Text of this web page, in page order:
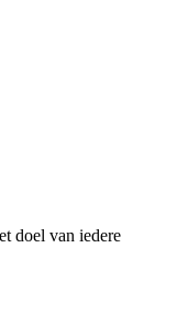
doel van iedere